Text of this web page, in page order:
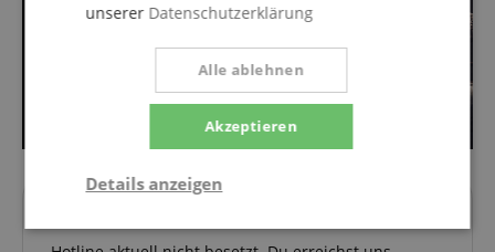
unserer Datenschutzerklärung
Akzeptieren
Alle ablehnen
Details anzeigen
Statistik Marketing Funktional